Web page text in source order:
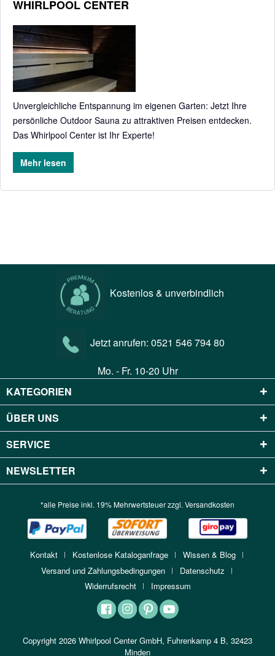
WHIRLPOOL CENTER
Unvergleichliche Entspannung im eigenen Garten: Jetzt Ihre
persönliche Outdoor Sauna zu attraktiven Preisen entdecken.
Das Whirlpool Center ist Ihr Experte!
Mehr lesen
Kostenlos & unverbindlich
Jetzt anrufen: 0521 546 794 80
Mo. - Fr. 10-20 Uhr
KATEGORIEN
ÜBER UNS
SERVICE
NEWSLETTER
*alle Preise inkl. 19% Mehrwertsteuer zzgl. Versandkosten
Kontakt Kostenlose Kataloganfrage
Wissen & Blog
Versand und Zahlungsbedingungen
Datenschutz
Widerrufsrecht
Impressum
Copyright 2026 Whirlpool Center GmbH, Fuhrenkamp 4 B, 32423
Minden